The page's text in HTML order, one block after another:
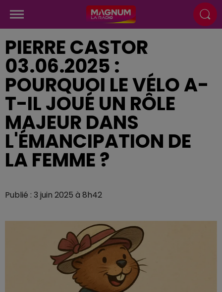
PIERRE CASTOR
03.06.2025 :
POURQUOI LE VÉLO A-
T-IL JOUÉ UN RÔLE
MAJEUR DANS
L'ÉMANCIPATION DE
LA FEMME ?
Publié : 3 juin 2025 à 8h42